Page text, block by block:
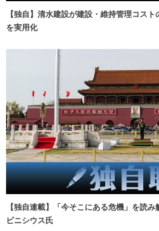
【独自】清水建設が建設・維持管理コス
を実用化
【独自連載】「今そこにある危機」を読
ビニシウス氏